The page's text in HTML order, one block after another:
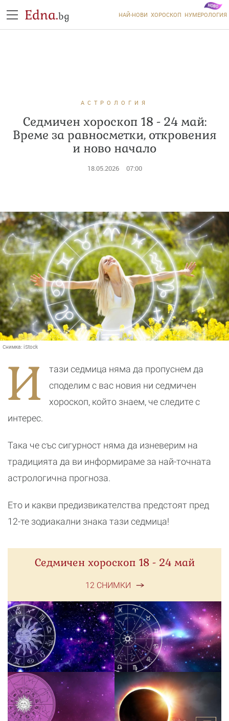
Edna.bg НАЙ-НОВИ ХОРОСКОП НУМЕРОЛОГИЯ
АСТРОЛОГИЯ
Седмичен хороскоп 18 - 24 май:
Време за равносметки, откровения
и ново начало
18.05.2026 07:00
Снимка: iStock
И
тази седмица няма да пропуснем да
споделим с вас новия ни седмичен
хороскоп, който знаем, че следите с
интерес.
Така че със сигурност няма да изневерим на
традицията да ви информираме за най-точната
астрологична прогноза.
Ето и какви предизвикателства предстоят пред
12-те зодиакални знака тази седмица!
Седмичен хороскоп 18 - 24 май
12 СНИМКИ